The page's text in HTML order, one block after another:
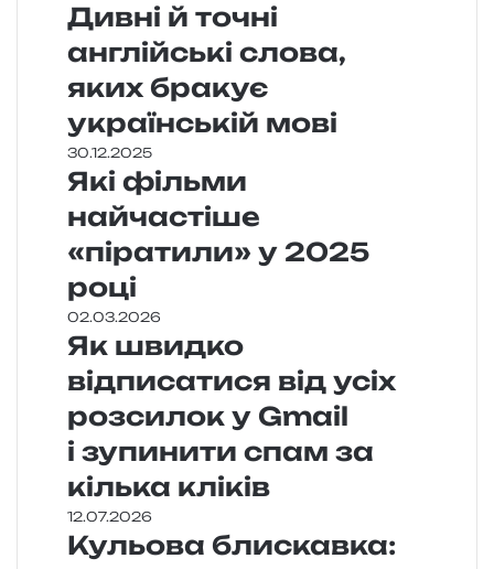
Дивні й точні
англійські слова,
яких бракує
українській мові
30.12.2025
Які фільми
найчастіше
«піратили» у 2025
році
02.03.2026
Як швидко
відписатися від усіх
розсилок у Gmail
і зупинити спам за
кілька кліків
12.07.2026
Кульова блискавка: